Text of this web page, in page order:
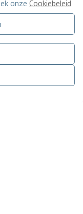
basis van de
(EU) 2016/679
gelezen
onze Cookiebeleid